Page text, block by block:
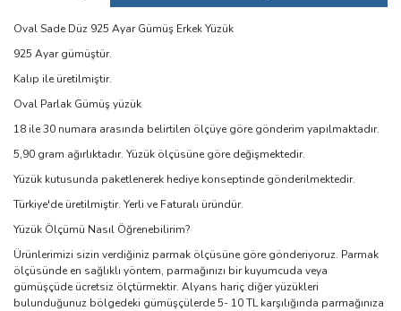
Oval Sade Düz 925 Ayar Gümüş Erkek Yüzük
925 Ayar gümüştür.
Kalıp ile üretilmiştir.
Oval Parlak Gümüş yüzük
18 ile 30 numara arasında belirtilen ölçüye göre gönderim yapılmaktadır.
5,90 gram ağırlıktadır. Yüzük ölçüsüne göre değişmektedir.
Yüzük kutusunda paketlenerek hediye konseptinde gönderilmektedir.
Türkiye'de üretilmiştir. Yerli ve Faturalı üründür.
Yüzük Ölçümü Nasıl Öğrenebilirim?
Ürünlerimizi sizin verdiğiniz parmak ölçüsüne göre gönderiyoruz. Parmak
ölçüsünde en sağlıklı yöntem, parmağınızı bir kuyumcuda veya
gümüşçüde ücretsiz ölçtürmektir. Alyans hariç diğer yüzükleri
bulunduğunuz bölgedeki gümüşçülerde 5- 10 TL karşılığında parmağınıza